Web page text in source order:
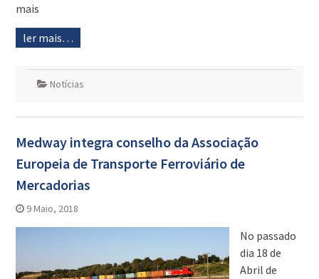
mais
ler mais…
Notícias
Medway integra conselho da Associação
Europeia de Transporte Ferroviário de
Mercadorias
9 Maio, 2018
No passado
dia 18 de
Abril de